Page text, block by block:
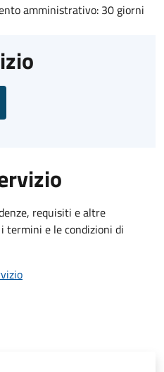
amministrativo: 30 giorni
requisiti e altre
termini e le condizioni di